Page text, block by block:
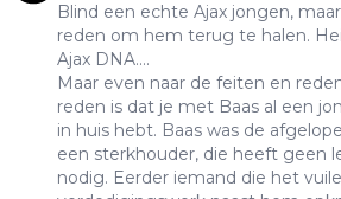
Blind een echte Ajax jongen,
reden om hem terug te halen.
Ajax DNA....
Maar even naar de feiten en
reden is dat je met Baas al een
in huis hebt. Baas was de
een sterkhouder, die heeft geen
nodig. Eerder iemand die het